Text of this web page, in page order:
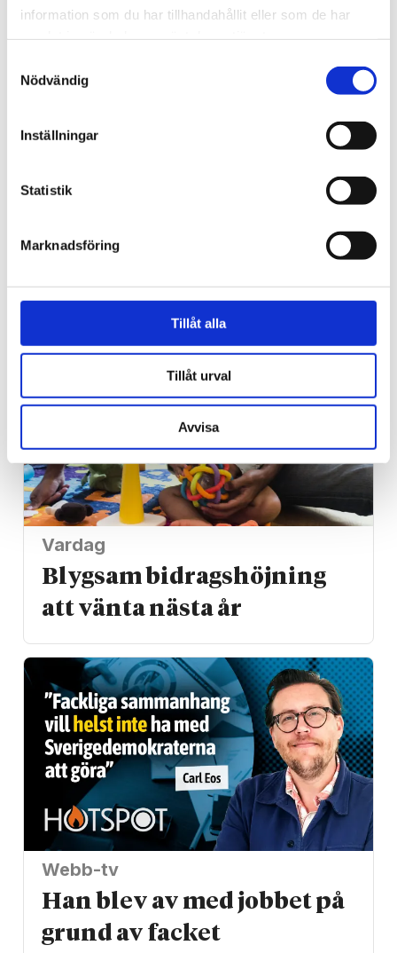
information som du har tillhandahållit eller som de har
Nödvändig
Inställningar
Statistik
Marknadsföring
Tillåt alla
Tillåt urval
Avvisa
Norge
bibel när han sökte vård
för ångest – ”blev hånad”
Vardag
Blygsam bidrags­höjning
att vänta nästa år
Webb-tv
Han blev av med jobbet på
grund av facket